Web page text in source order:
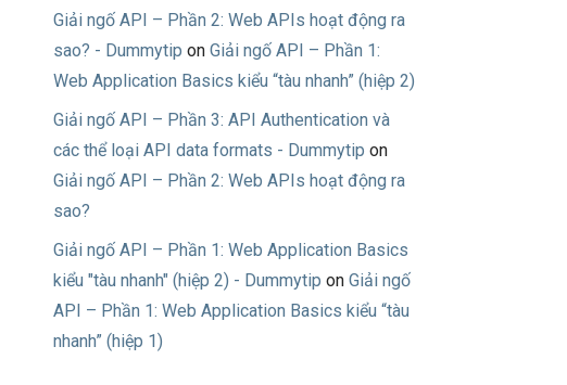
Giải ngố API – Phần 2: Web APIs hoạt động ra
sao? - Dummytip on Giải ngố API – Phần 1:
Web Application Basics kiểu “tàu nhanh” (hiệp 2)
Giải ngố API – Phần 3: API Authentication và
các thể loại API data formats - Dummytip on
Giải ngố API – Phần 2: Web APIs hoạt động ra
sao?
Giải ngố API – Phần 1: Web Application Basics
kiểu "tàu nhanh" (hiệp 2) - Dummytip on Giải ngố
API – Phần 1: Web Application Basics kiểu “tàu
nhanh” (hiệp 1)